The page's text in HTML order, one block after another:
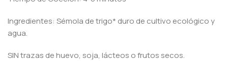
Ingredientes: Sémola de trigo* duro de cultivo ecológico y
agua.
SIN trazas de huevo, soja, lácteos o frutos secos.